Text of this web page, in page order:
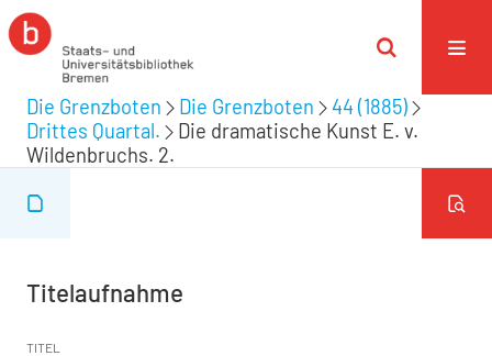
Die Grenzboten Die Grenzboten
44 (1885)
Drittes Quartal.
Die dramatische Kunst E. v.
Wildenbruchs. 2.
Titelaufnahme
TITEL